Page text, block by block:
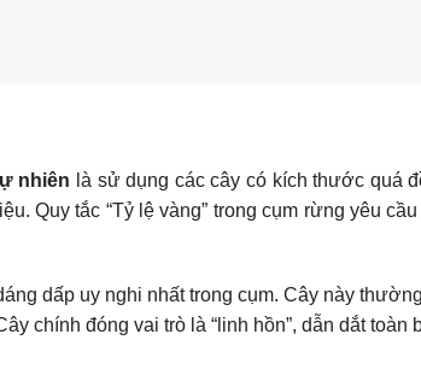
nhiên là sử dụng các cây có kích thước quá
Quy tắc “Tỷ lệ vàng” trong cụm rừng yêu
dấp uy nghi nhất trong cụm. Cây này
chính đóng vai trò là “linh hồn”, dẫn dắt toàn